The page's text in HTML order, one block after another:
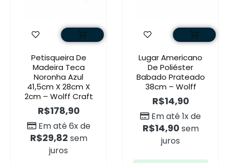
Petisqueira De
Madeira Teca
Noronha Azul
41,5cm X 28cm X
2cm – Wolff Craft
R$178,90
Em até 6x de
R$29,82 sem
juros
Lugar Americano
De Poliéster
Babado Prateado
38cm – Wolff
R$14,90
Em até 1x de
R$14,90 sem
juros